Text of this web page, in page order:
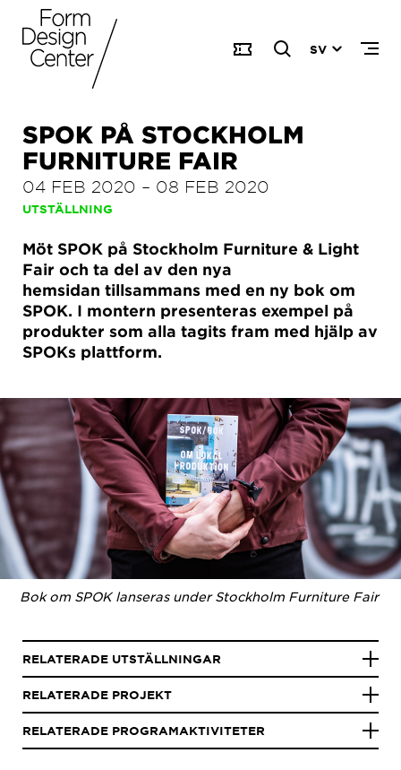
SV
SPOK PÅ STOCKHOLM
FURNITURE FAIR
04 FEB 2020 – 08 FEB 2020
UTSTÄLLNING
Möt SPOK på Stockholm Furniture & Light
Fair och ta del av den nya
hemsidan tillsammans med en ny bok om
SPOK. I montern presenteras exempel på
produkter som alla tagits fram med hjälp av
SPOKs plattform.
Bok om SPOK lanseras under Stockholm Furniture Fair
RELATERADE UTSTÄLLNINGAR
RELATERADE PROJEKT
RELATERADE PROGRAMAKTIVITETER